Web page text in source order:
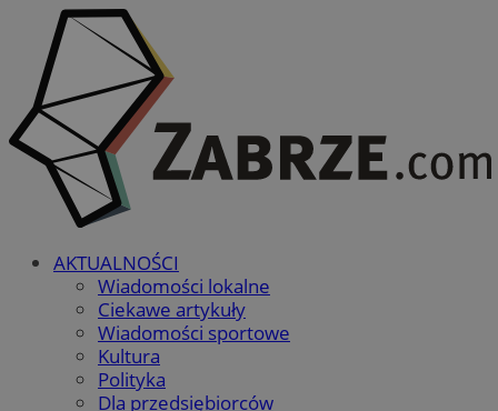
AKTUALNOŚCI
Wiadomości lokalne
Ciekawe artykuły
Wiadomości sportowe
Kultura
Polityka
Dla przedsiębiorców